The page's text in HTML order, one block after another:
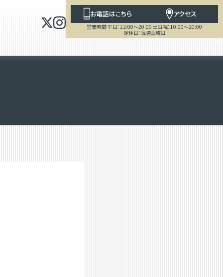
お電話はこちら アクセス
営業時間 平日：12:00～20:00 土日祝：10:00～20:00
定休日：毎週金曜日